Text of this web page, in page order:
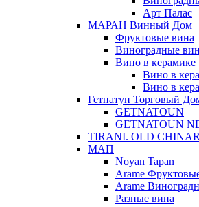
Арт Палас
МАРАН Винный Дом
Фруктовые вина
Виноградные
Вино в керамике
Вино в
Вино в
Гетнатун Торговый
GETNATOUN
GETNATOUN
TIRANI. OLD
МАП
Noyan Tapan
Arame
Arame
Разные вина